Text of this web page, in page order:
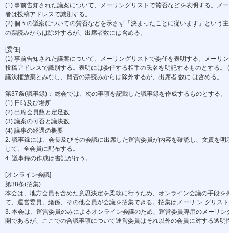
(1) 事前告知された議案について、メーリングリストで賛否などを表明する。メ
者は投稿アドレスで識別する。
(2) 個々の議案についての賛否などを示さず「決まったことに従います」という
の票読みからは除外するが、出席者数には含める。
[委任]
(1) 事前告知された議案について、メーリングリストで委任を表明する。メーリ
投稿アドレスで識別する。表明には委任する相手の氏名を明記するものとする
議決権放棄とみなし、賛否の票読みからは除外するが、出席者 数に は含める。
第37条(議事録)： 総会では、次の事項を記載した議事録を作成するものとする。
(1) 日時及び場所
(2) 出席会員数と定足数
(3) 議案の可否と議決数
(4) 議事の経過の概要
2. 議事録には、会長及びその会議に出席した運営委員が内容を確認し、文責を
じて、全会員に配布する。
4. 議事録の作成は書記が行う。
[オンライン会議]
第38条(招集)
本会は、地方会員も含めた意思決定を柔軟に行うため、オンライン会議の手段
て、運営委員、緒係、その他会員が会議を招集できる。招集はメーリ ン グリス
3. 本会は、運営委員のみによるオンライン会議のため、運営委員専用のメーリ
開であるが、ここでの合議事項について運営委員はそれ以外の会員に対する透明